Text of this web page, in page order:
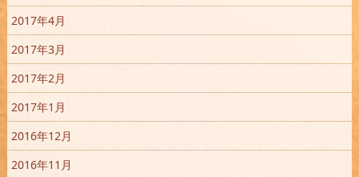
2017年4月
2017年3月
2017年2月
2017年1月
2016年12月
2016年11月